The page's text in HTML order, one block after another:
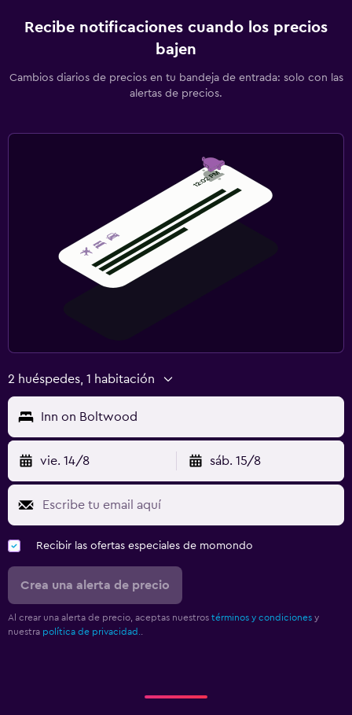
Recibe notificaciones cuando los precios
bajen
Cambios diarios de precios en tu bandeja de entrada: solo con las
alertas de precios.
2 huéspedes, 1 habitación
Inn on Boltwood
vie. 14/8 sáb. 15/8
Recibir las ofertas especiales de momondo
Crea una alerta de precio
Al crear una alerta de precio, aceptas nuestros términos y condiciones y
nuestra política de privacidad.